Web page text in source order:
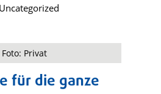
Uncategorized
Foto: Privat
für die ganze